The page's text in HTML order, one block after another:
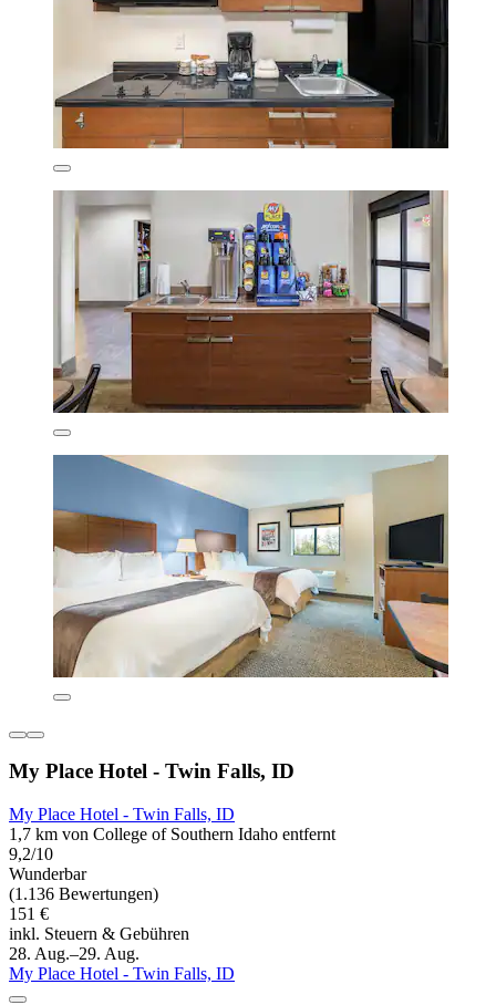
My Place Hotel - Twin Falls, ID
My Place Hotel - Twin Falls, ID
1,7 km von College of Southern Idaho entfernt
9,2/10
Wunderbar
(1.136 Bewertungen)
151 €
inkl. Steuern & Gebühren
28. Aug.–29. Aug.
My Place Hotel - Twin Falls, ID